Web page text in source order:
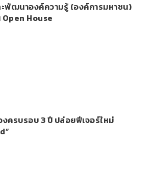
พัฒนาองค์ความรู้ (องค์การมหาชน)
House
งครบรอบ 3 ปี ปล่อยฟีเจอร์ใหม่